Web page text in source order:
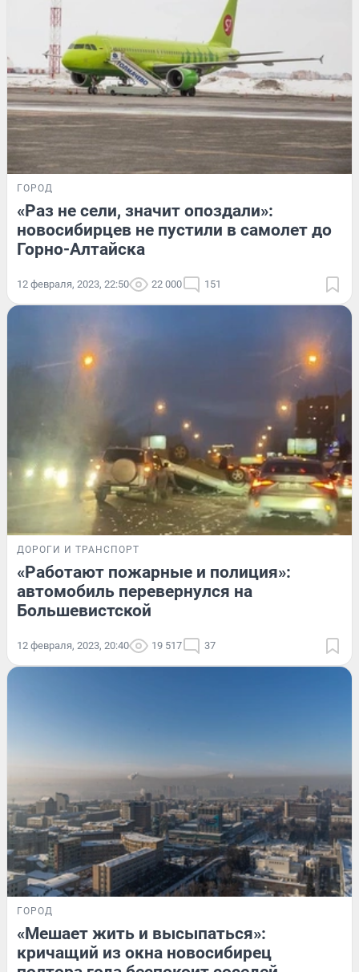
ГОРОД
«Раз не сели, значит опоздали»:
новосибирцев не пустили в самолет до
Горно-Алтайска
12 февраля, 2023, 22:50 22 000 151
ДОРОГИ И ТРАНСПОРТ
«Работают пожарные и полиция»:
автомобиль перевернулся на
Большевистской
12 февраля, 2023, 20:40 19 517 37
ГОРОД
«Мешает жить и высыпаться»:
кричащий из окна новосибирец